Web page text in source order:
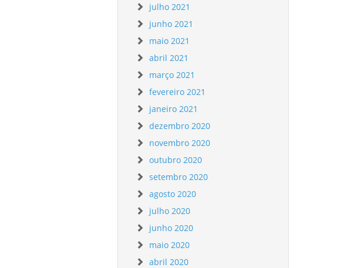
julho 2021
junho 2021
maio 2021
abril 2021
março 2021
fevereiro 2021
janeiro 2021
dezembro 2020
novembro 2020
outubro 2020
setembro 2020
agosto 2020
julho 2020
junho 2020
maio 2020
abril 2020